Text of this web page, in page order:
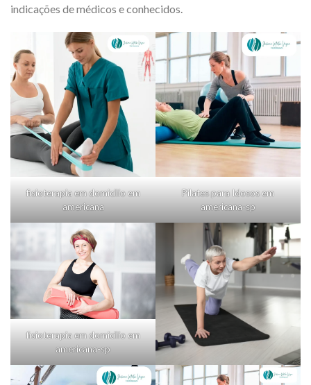
indicações de médicos e conhecidos.
fisioterapia em domicilio em
americana
Pilates para Idosos em
americana-sp
fisioterapia em domicilio em
americana-sp